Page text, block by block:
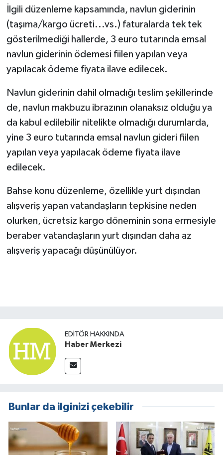
İlgili düzenleme kapsamında, navlun giderinin
(taşıma/kargo ücreti...vs.) faturalarda tek tek
gösterilmediği hallerde, 3 euro tutarında emsal
navlun giderinin ödemesi fiilen yapılan veya
yapılacak ödeme fiyata ilave edilecek.
Navlun giderinin dahil olmadığı teslim şekillerinde
de, navlun makbuzu ibrazının olanaksız olduğu ya
da kabul edilebilir nitelikte olmadığı durumlarda,
yine 3 euro tutarında emsal navlun gideri fiilen
yapılan veya yapılacak ödeme fiyata ilave
edilecek.
Bahse konu düzenleme, özellikle yurt dışından
alışveriş yapan vatandaşların tepkisine neden
olurken, ücretsiz kargo döneminin sona ermesiyle
beraber vatandaşların yurt dışından daha az
alışveriş yapacağı düşünülüyor.
EDITÖR HAKKINDA
Haber Merkezi
Bunlar da ilginizi çekebilir